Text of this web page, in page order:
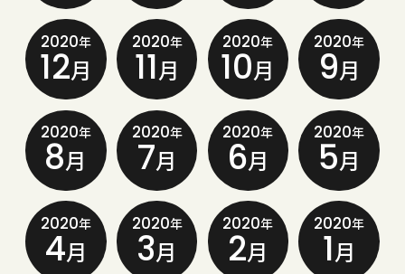
2020年
12月
2020年
11月
2020年
10月
2020年
9月
2020年
8月
2020年
7月
2020年
6月
2020年
5月
2020年
4月
2020年
3月
2020年
2月
2020年
1月